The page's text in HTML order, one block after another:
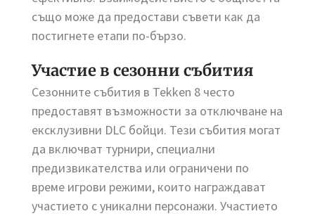
също може да предостави съвети как да
постигнете етапи по-бързо.
Участие в сезонни събития
Сезонните събития в Tekken 8 често
предоставят възможности за отключване на
ексклузивни DLC бойци. Тези събития могат
да включват турнири, специални
предизвикателства или ограничени по
време игрови режими, които награждават
участието с уникални персонажи. Участието